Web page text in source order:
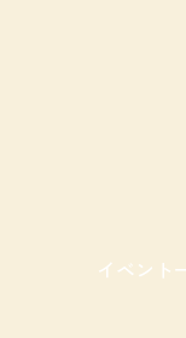
イベント